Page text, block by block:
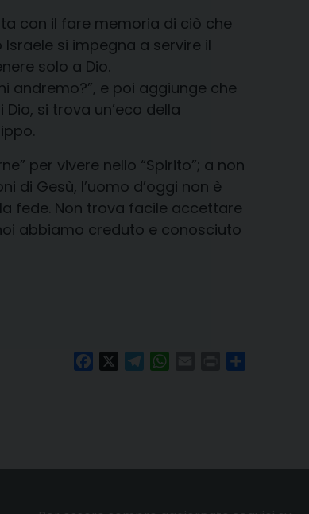
con il fare memoria di ciò che
si impegna a servire il
solo a Dio.
andremo?”, e poi aggiunge che
si trova un’eco della
per vivere nello “Spirito”; a non
di Gesù, l’uomo d’oggi non è
fede. Non trova facile accettare
abbiamo creduto e conosciuto
FacebookTelegramWhatsAppPrint